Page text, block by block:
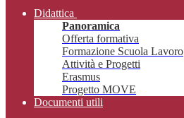
Didattica
Panoramica
Offerta formativa
Formazione Scuola Lavoro
Attività e Progetti
Erasmus
Progetto MOVE
Documenti utili